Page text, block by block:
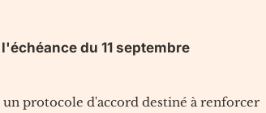
du 11 septembre
protocole d'accord destiné à renforcer